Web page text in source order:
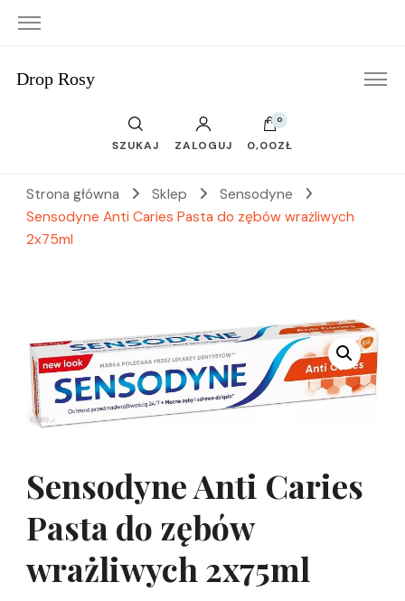
Drop Rosy
SZUKAJ ZALOGUJ
0
0,00ZŁ
Strona główna Sklep
Sensodyne
Sensodyne Anti Caries Pasta do zębów wrażliwych
2x75ml
Sensodyne Anti Caries
Pasta do zębów
wrażliwych 2x75ml